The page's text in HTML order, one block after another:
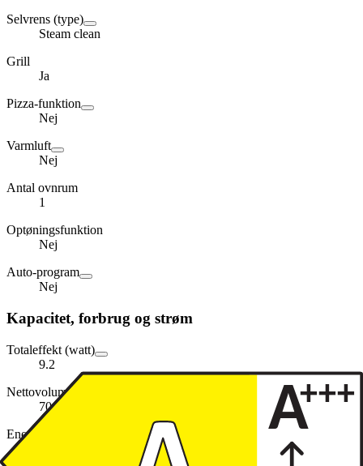
Selvrens (type)
Steam clean
Grill
Ja
Pizza-funktion
Nej
Varmluft
Nej
Antal ovnrum
1
Optøningsfunktion
Nej
Auto-program
Nej
Kapacitet, forbrug og strøm
Totaleffekt (watt)
9.2
Nettovolumen (liter)
70
Energiforbrug øvre/nedre kWh (EU)